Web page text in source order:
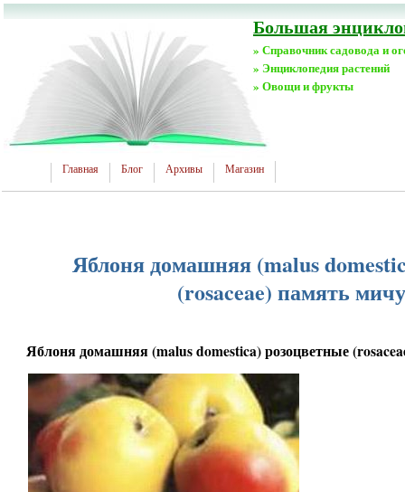
Большая
» Справочник садовода и
» Энциклопедия растений
» Овощи и фрукты
Главная Блог Архивы Магазин
Яблоня домашняя (malus
(rosaceae) память
Яблоня домашняя (malus domestica) розоцветные